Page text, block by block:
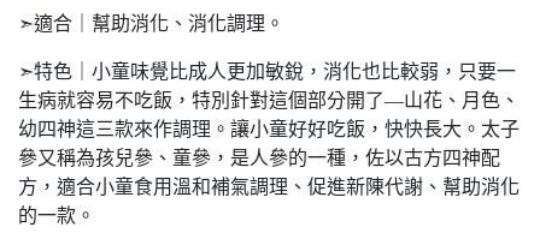
➣適合｜幫助消化、消化調理。
➣特色｜小童味覺比成人更加敏銳，消化也比較弱，只要一
生病就容易不吃飯，特別針對這個部分開了—山花、月色、
幼四神這三款來作調理。讓小童好好吃飯，快快長大。太子
參又稱為孩兒參、童參，是人參的一種，佐以古方四神配
方，適合小童食用溫和補氣調理、促進新陳代謝、幫助消化
的一款。